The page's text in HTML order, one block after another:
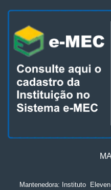
Mantenedora: Instituto.